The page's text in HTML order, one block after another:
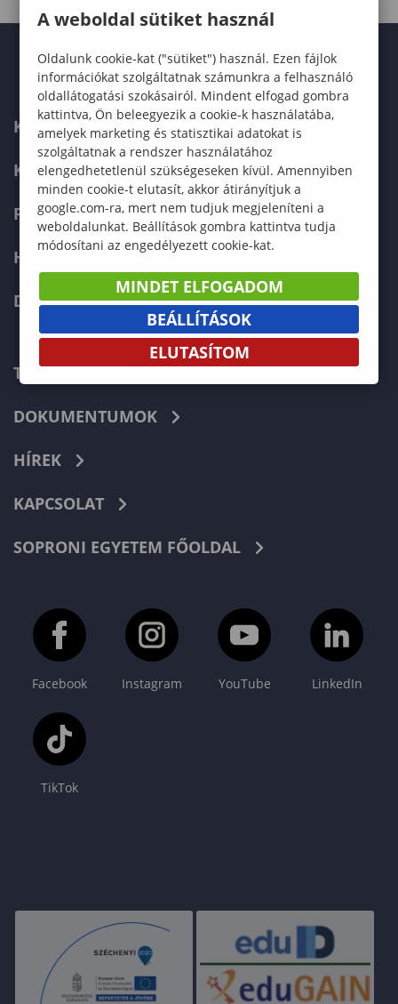
KARUNK
KÉPZÉSEK
FELVÉTELIZŐKNEK
HALLGATÓKNAK
DOKTORI ISKOLA
TELEFONKÖNYV
DOKUMENTUMOK
HÍREK
KAPCSOLAT
SOPRONI EGYETEM FŐOLDAL
Facebook Instagram YouTube LinkedIn
TikTok
A weboldal sütiket használ
Oldalunk cookie-kat ("sütiket") használ. Ezen fájlok
információkat szolgáltatnak számunkra a felhasználó
oldallátogatási szokásairól. Mindent elfogad gombra
kattintva, Ön beleegyezik a cookie-k használatába,
amelyek marketing és statisztikai adatokat is
szolgáltatnak a rendszer használatához
elengedhetetlenül szükségeseken kívül. Amennyiben
minden cookie-t elutasít, akkor átirányítjuk a
google.com-ra, mert nem tudjuk megjeleníteni a
weboldalunkat. Beállítások gombra kattintva tudja
módosítani az engedélyezett cookie-kat.
MINDET ELFOGADOM
BEÁLLÍTÁSOK
ELUTASÍTOM